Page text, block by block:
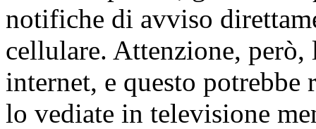
notifiche di avviso
cellulare. Attenzione,
internet, e questo
lo vediate in televisione